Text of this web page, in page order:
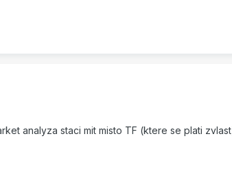
analyza staci mit misto TF (ktere se plati